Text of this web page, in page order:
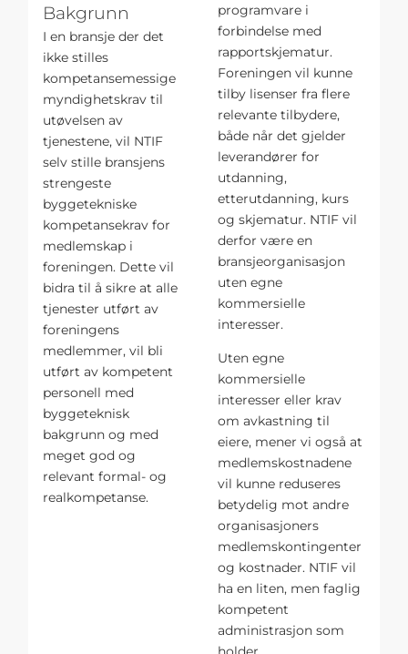
Bakgrunn
I en bransje der det
ikke stilles
kompetansemessige
myndighetskrav til
utøvelsen av
tjenestene, vil NTIF
selv stille bransjens
strengeste
byggetekniske
kompetansekrav for
medlemskap i
foreningen. Dette vil
bidra til å sikre at alle
tjenester utført av
foreningens
medlemmer, vil bli
utført av kompetent
personell med
byggeteknisk
bakgrunn og med
meget god og
relevant formal- og
realkompetanse.
programvare i
forbindelse med
rapportskjematur.
Foreningen vil kunne
tilby lisenser fra flere
relevante tilbydere,
både når det gjelder
leverandører for
utdanning,
etterutdanning, kurs
og skjematur. NTIF vil
derfor være en
bransjeorganisasjon
uten egne
kommersielle
interesser.
Uten egne
kommersielle
interesser eller krav
om avkastning til
eiere, mener vi også at
medlemskostnadene
vil kunne reduseres
betydelig mot andre
organisasjoners
medlemskontingenter
og kostnader. NTIF vil
ha en liten, men faglig
kompetent
administrasjon som